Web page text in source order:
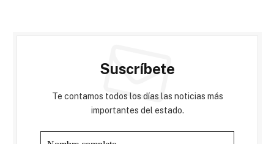
Suscríbete
Te contamos todos los días las noticias más
importantes del estado.